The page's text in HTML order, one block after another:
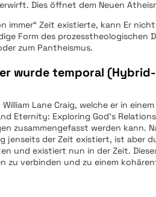
Dies öffnet dem Neuen
immer“ Zeit existierte, kann Er
Form des prozesstheologischen
zum Pantheismus.
wurde temporal
Lane Craig, welche er in
Eternity: Exploring God’s
zusammengefasst werden kann.
jenseits der Zeit existiert, ist aber
und existiert nun in der Zeit.
zu verbinden und zu einem